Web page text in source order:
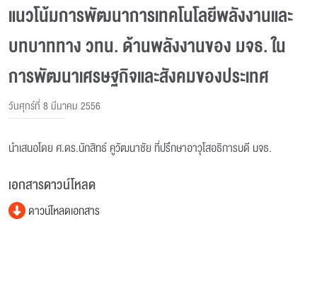
แนวโน้มการพัฒนาการเทคโนโลยีพลังงานและ
บทบาททาง วทน. ด้านพลังงานของ มจธ. ใน
การพัฒนาเศรษฐกิจและสังคมของประเทศ
วันศุกร์ที่ 8 มีนาคม 2556
นำเสนอโดย ศ.ดร.นักสิทธ์ คูวัฒนาชัย ที่ปรึกษาอาวุโสอธิการบดี มจธ.
เอกสารดาวน์โหลด
ดาวน์โหลดเอกสาร